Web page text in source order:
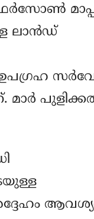
ലാന്‍ഡ്
ഉപഗ്രഹ
മാര്‍